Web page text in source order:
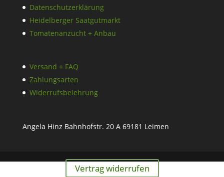
Datenschutzerklärung
Heidelberger Saatgutmarkt
Tomatenanzucht + Anbau
Versand + FAQ
Zahlungsarten
Widerrufsbelehrung
Angela Hinz Bahnhofstr. 20 A 69181 Leimen
Vertrag widerrufen